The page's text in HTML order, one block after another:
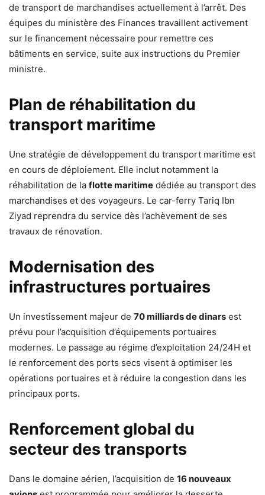
de transport de marchandises actuellement à l’arrêt. Des
équipes du ministère des Finances travaillent activement
sur le financement nécessaire pour remettre ces
bâtiments en service, suite aux instructions du Premier
ministre.
Plan de réhabilitation du
transport maritime
Une stratégie de développement du transport maritime est
en cours de déploiement. Elle inclut notamment la
réhabilitation de la flotte maritime dédiée au transport des
marchandises et des voyageurs. Le car-ferry Tariq Ibn
Ziyad reprendra du service dès l’achèvement de ses
travaux de rénovation.
Modernisation des
infrastructures portuaires
Un investissement majeur de 70 milliards de dinars est
prévu pour l’acquisition d’équipements portuaires
modernes. Le passage au régime d’exploitation 24/24H et
le renforcement des ports secs visent à optimiser les
opérations portuaires et à réduire la congestion dans les
principaux ports.
Renforcement global du
secteur des transports
Dans le domaine aérien, l’acquisition de 16 nouveaux